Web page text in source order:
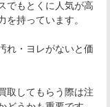
でもとくに人気が高
持っています。
れ・ヨレがないと価
取してもらう際は注